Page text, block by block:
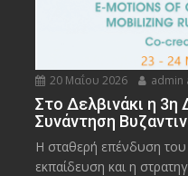
20 Μαΐου 2026 admin
Στο Δελβινάκι η 3η
Συνάντηση
Η σταθερή επένδυση
εκπαίδευση και η